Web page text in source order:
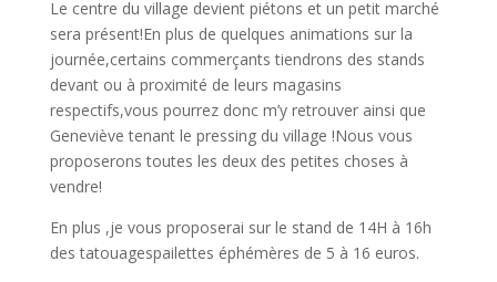
Le centre du village devient piétons et un petit marché
sera présent!En plus de quelques animations sur la
journée,certains commerçants tiendrons des stands
devant ou à proximité de leurs magasins
respectifs,vous pourrez donc m’y retrouver ainsi que
Geneviève tenant le pressing du village !Nous vous
proposerons toutes les deux des petites choses à
vendre!
En plus ,je vous proposerai sur le stand de 14H à 16h
des tatouagespailettes éphémères de 5 à 16 euros.